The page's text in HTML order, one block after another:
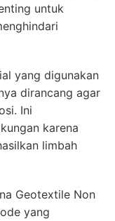
untuk
yang digunakan
dirancang agar
Ini
karena
limbah
Geotextile Non
yang